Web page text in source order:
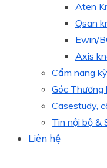
Aten
Qsan
Ewin/
Axis
Cẩm nang
Góc Thương
Casestudy,
Tin nội bộ &
Liên hệ